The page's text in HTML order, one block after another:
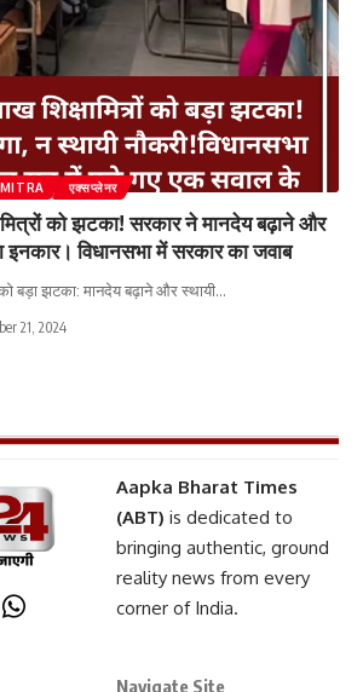
एक्सप्लेनर
को झटका! सरकार ने मानदेय बढ़ाने और
इनकार। विधानसभा में सरकार का जवाब
बड़ा झटका: मानदेय बढ़ाने और स्थायी…
21, 2024
Aapka Bharat Times
(ABT) is dedicated to
bringing authentic, ground
reality news from every
corner of India.
Navigate Site